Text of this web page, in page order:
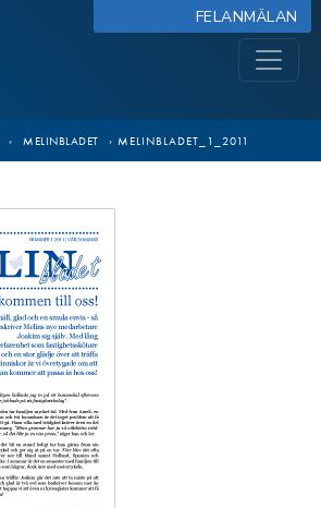
FELANMÄLAN
› MELINBLADET › MELINBLADET_1_2011